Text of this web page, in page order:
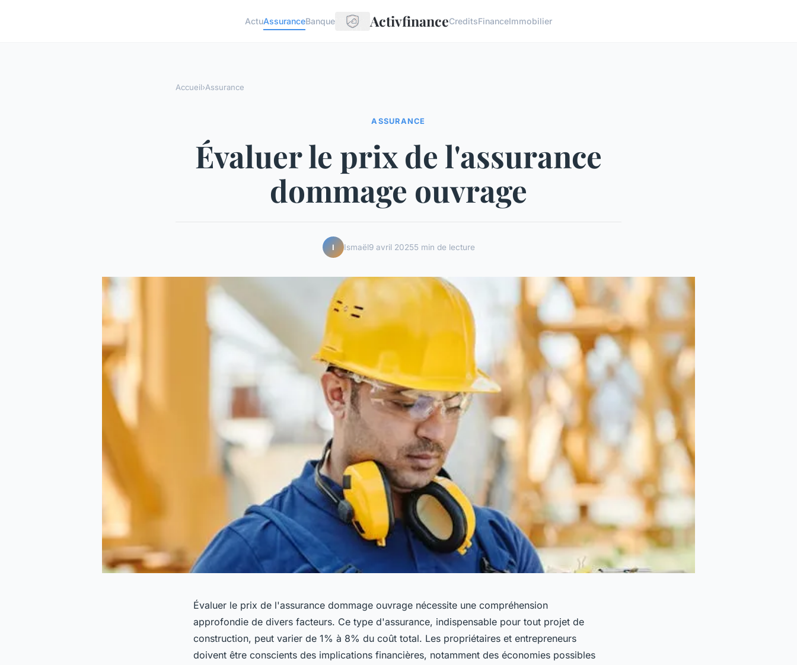
ActuAssuranceBanque ActivfinanceCreditsFinanceImmobilier
Accueil›Assurance
ASSURANCE
Évaluer le prix de l'assurance
dommage ouvrage
I Ismaël9 avril 20255 min de lecture
Évaluer le prix de l'assurance dommage ouvrage nécessite une compréhension
approfondie de divers facteurs. Ce type d'assurance, indispensable pour tout projet de
construction, peut varier de 1% à 8% du coût total. Les propriétaires et entrepreneurs
doivent être conscients des implications financières, notamment des économies possibles